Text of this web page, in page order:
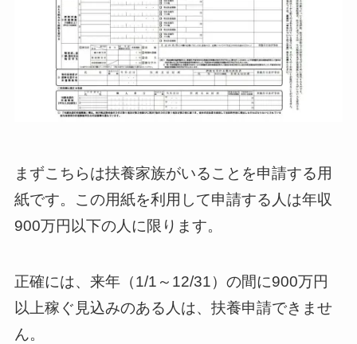
まずこちらは扶養家族がいることを申請する用
紙です。この用紙を利用して申請する人は年収
900万円以下の人に限ります。
正確には、来年（1/1～12/31）の間に900万円
以上稼ぐ見込みのある人は、扶養申請できませ
ん。